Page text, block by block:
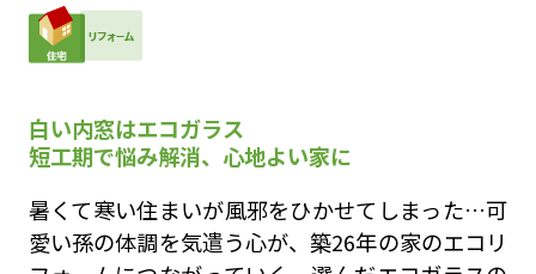
白い内窓はエコガラス
短工期で悩み解消、心地よい家に
暑くて寒い住まいが風邪をひかせてしまった…可
愛い孫の体調を気遣う心が、築26年の家のエコリ